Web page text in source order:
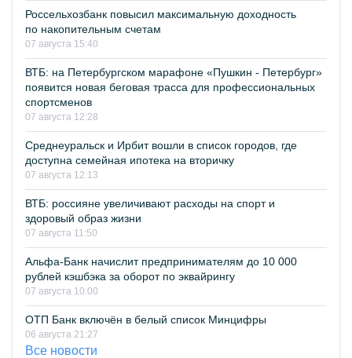
Россельхозбанк повысил максимальную доходность
по накопительным счетам
07 августа 15:40
ВТБ: на Петербургском марафоне «Пушкин - Петербург»
появится новая беговая трасса для профессиональных
спортсменов
07 августа 12:28
Среднеуральск и Ирбит вошли в список городов, где
доступна семейная ипотека на вторичку
07 августа 12:13
ВТБ: россияне увеличивают расходы на спорт и
здоровый образ жизни
07 августа 11:50
Альфа-Банк начислит предпринимателям до 10 000
рублей кэшбэка за оборот по эквайрингу
07 августа 10:00
ОТП Банк включён в белый список Минцифры
06 августа 21:27
Все новости